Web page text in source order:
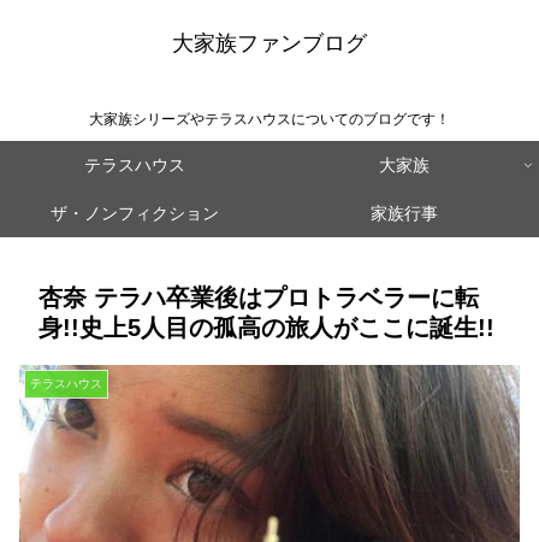
大家族ファンブログ
大家族シリーズやテラスハウスについてのブログです！
テラスハウス 大家族
ザ・ノンフィクション 家族行事
杏奈 テラハ卒業後はプロトラベラーに転
身!!史上5人目の孤高の旅人がここに誕生!!
テラスハウス